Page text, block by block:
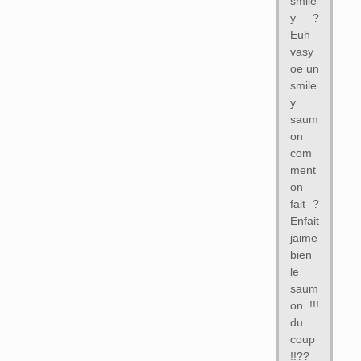
y ?
Euh
vasy
oe un
smile
y
saum
on
com
ment
on
fait ?
Enfait
jaime
bien
le
saum
on !!!
du
coup
!!??